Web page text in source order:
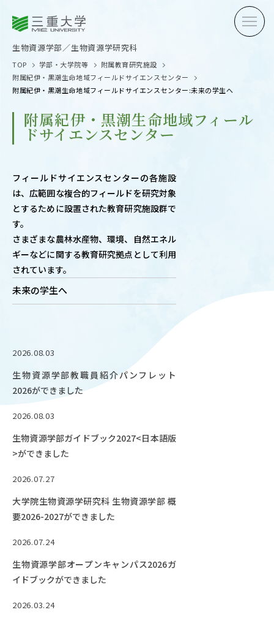
生物資源学部 生物資源学研究科
受験生の方へ
卒業生の方へ
OUR OPEN
学問探求セミナー
学部概要
ADMISSION
入試情報
研究
TOP 学部・大学院等
附属教育研究施設
附属紀伊・黒潮生命地域フィールドサイエンスセンター
附属紀伊・黒潮生命地域フィールドサイエンスセンター:未来の学生へ
附属紀伊・黒潮生命地域フィール
ドサイエンスセンター
フィールドサイエンスセンターの各施設
は、広範囲な複合的フィールドを研究対象
とするために設置された教育研究施設群で
す。
さまざまな農林水産物、環境、自然エネル
ギーなどに関する教育研究拠点として利用
されています。
未来の学生へ
2026.08.03
生物資源学部教職員紹介パンフレット
2026ができました
2026.08.03
生物資源学部ガイドブック2027<日本語版
>ができました
2026.07.27
大学院生物資源学研究科 生物資源学部 概
要2026-2027ができました
2026.07.24
生物資源学部オープンキャンパス2026ガ
イドブックができました
2026.03.24